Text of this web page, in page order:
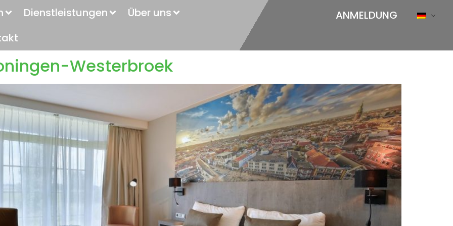
ANMELDUNG
Dienstleistungen
Über uns
Westerbroek